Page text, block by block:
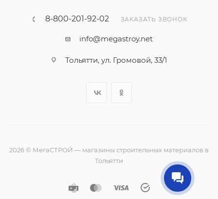
8-800-201-92-02 ЗАКАЗАТЬ ЗВОНОК
info@megastroy.net
Тольятти, ул. Громовой, 33/1
2026 © МегаСТРОЙ — магазины строительных материалов в
Тольятти